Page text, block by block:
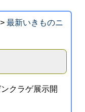
最新いきものニ
クラゲ展示開